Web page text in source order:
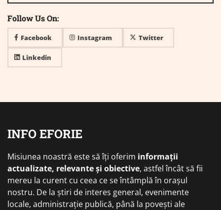
Follow Us On:
Facebook Instagram Twitter
Linkedin
INFO EFORIE
Misiunea noastră este să îți oferim informații
actualizate, relevante și obiective, astfel încât să fii
mereu la curent cu ceea ce se întâmplă în orașul
nostru. De la știri de interes general, evenimente
locale, administrație publică, până la povești ale